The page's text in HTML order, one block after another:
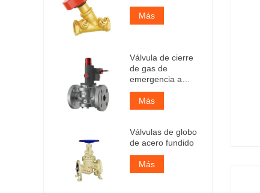
Más
Válvula de cierre
de gas de
emergencia a
prueba de
explosiones de
clase industrial
Más
Válvulas de globo
de acero fundido
Más